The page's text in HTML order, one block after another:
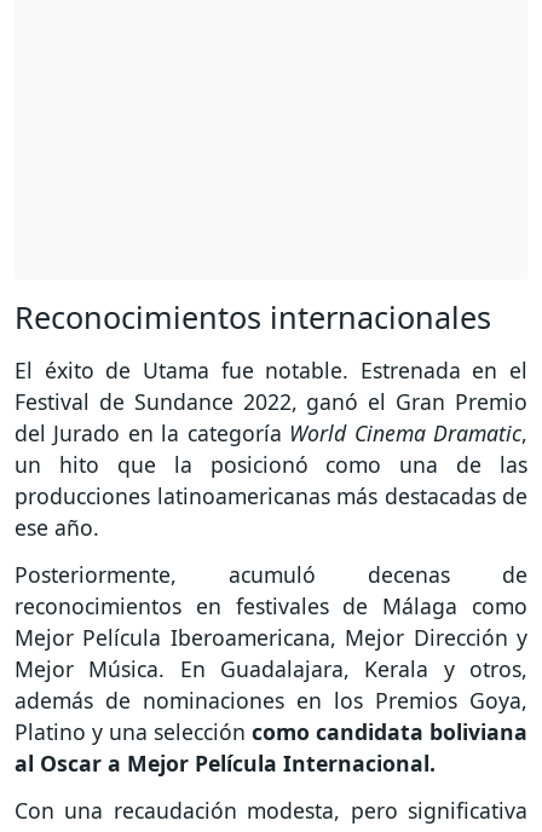
Reconocimientos internacionales
El éxito de Utama fue notable. Estrenada en el
Festival de Sundance 2022, ganó el Gran Premio
del Jurado en la categoría World Cinema Dramatic,
un hito que la posicionó como una de las
producciones latinoamericanas más destacadas de
ese año.
Posteriormente, acumuló decenas de
reconocimientos en festivales de Málaga como
Mejor Película Iberoamericana, Mejor Dirección y
Mejor Música. En Guadalajara, Kerala y otros,
además de nominaciones en los Premios Goya,
Platino y una selección como candidata boliviana
al Oscar a Mejor Película Internacional.
Con una recaudación modesta, pero significativa